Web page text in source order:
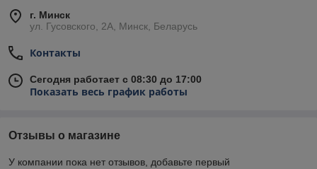
г. Минск
ул. Гусовского, 2А, Минск, Беларусь
Контакты
Сегодня работает с 08:30 до 17:00
Показать весь график работы
Отзывы о магазине
У компании пока нет отзывов, добавьте первый